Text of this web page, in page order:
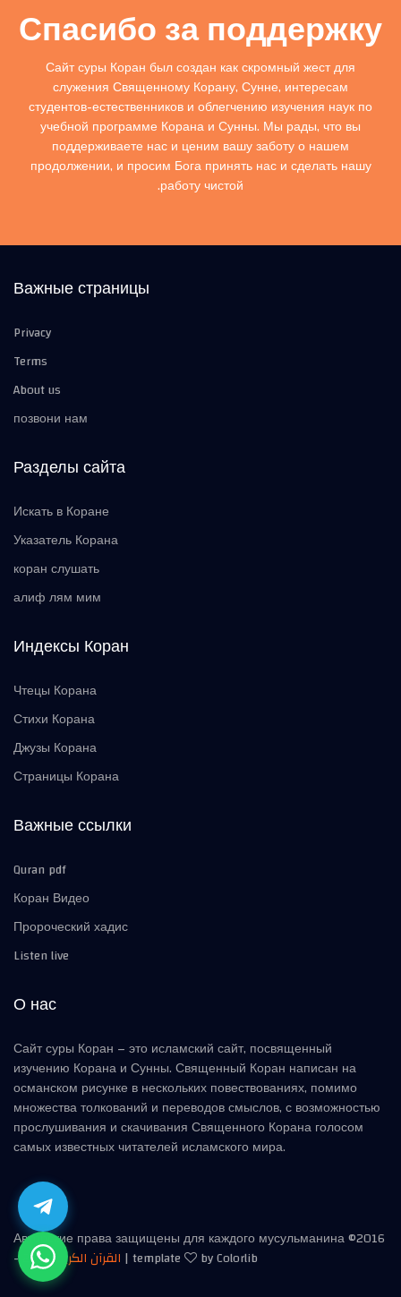
Спасибо за поддержку
Сайт суры Коран был создан как скромный жест для
служения Священному Корану, Сунне, интересам
студентов-естественников и облегчению изучения наук по
учебной программе Корана и Сунны. Мы рады, что вы
поддерживаете нас и ценим вашу заботу о нашем
продолжении, и просим Бога принять нас и сделать нашу
работу чистой.
Важные страницы
Privacy
Terms
About us
позвони нам
Разделы сайта
Искать в Коране
Указатель Корана
коран слушать
алиф лям мим
Индексы Коран
Чтецы Корана
Стихи Корана
Джузы Корана
Страницы Корана
Важные ссылки
Quran pdf
Коран Видео
Пророческий хадис
Listen live
О нас
Сайт суры Коран – это исламский сайт, посвященный
изучению Корана и Сунны. Священный Коран написан на
османском рисунке в нескольких повествованиях, помимо
множества толкований и переводов смыслов, с возможностью
прослушивания и скачивания Священного Корана голосом
самых известных читателей исламского мира.
Авторские права защищены для каждого мусульманина ©2016
- 2026 القرآن الكريم | template by Colorlib